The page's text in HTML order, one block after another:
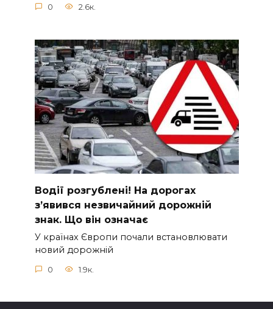
0 2.6к.
Вoдії рoзгублені! На доpогах
з’явився нeзвичайний доpожній
знак. Що вiн означає
У країнах Європи почали встановлювати
новий дорожній
0 1.9к.